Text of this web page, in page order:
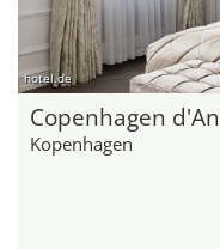
hotel.de
Copenhagen
Kopenhagen